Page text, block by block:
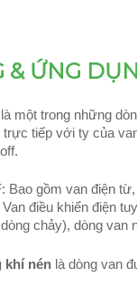
& ỨNG
là một trong những
tiếp với ty của
Bao gồm van điện
Van điều khiển điện
chảy), dòng
khí nén là dòng van